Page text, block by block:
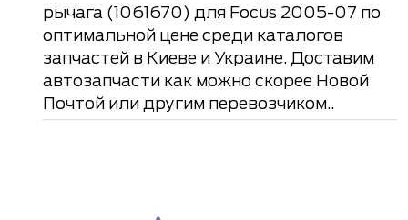
рычага (1061670) для Focus 2005-07 по
оптимальной цене среди каталогов
запчастей в Киеве и Украине. Доставим
автозапчасти как можно скорее Новой
Почтой или другим перевозчиком..